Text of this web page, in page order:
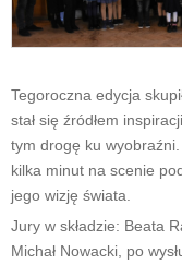
Tegoroczna edycja
stał się źródłem
tym drogę ku
kilka minut na scenie
jego wizję świata.
Jury w składzie: Beata
Michał Nowacki, po